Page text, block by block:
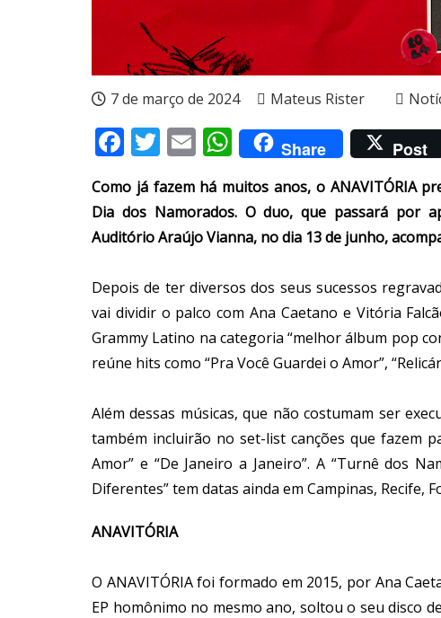
7 de março de 2024 Mateus Rister
Facebook
Twitter
EmailWhatsApp
Share Post
Como já fazem há muitos anos, o ANAVITÓRIA
Dia dos Namorados. O duo, que passará por
Auditório Araújo Vianna, no dia 13 de junho,
Depois de ter diversos dos seus sucessos
vai dividir o palco com Ana Caetano e Vitória
Grammy Latino na categoria “melhor álbum pop
reúne hits como “Pra Você Guardei o Amor”,
Além dessas músicas, que não costumam ser
também incluirão no set-list canções que fazem
Amor” e “De Janeiro a Janeiro”. A “Turnê dos
Diferentes” tem datas ainda em Campinas, Recife,
ANAVITÓRIA
O ANAVITÓRIA foi formado em 2015, por Ana
EP homônimo no mesmo ano, soltou o seu disco